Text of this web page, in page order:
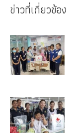
ข่าวที่เกี่ยวข้อง